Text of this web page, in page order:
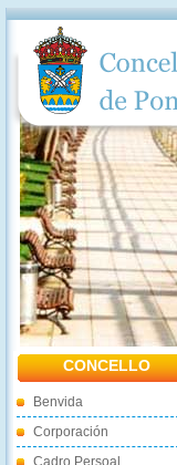
CONCELLO
Benvida
Corporación
Cadro Persoal